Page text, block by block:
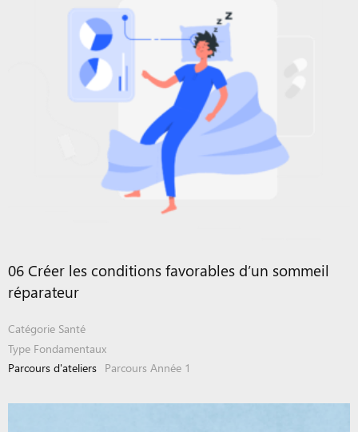
06 Créer les conditions favorables d’un sommeil
réparateur
Catégorie Santé
Type Fondamentaux
Parcours d'ateliers Parcours Année 1